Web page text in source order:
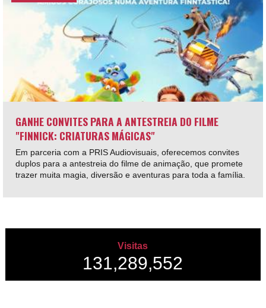
GANHE CONVITES PARA A ANTESTREIA DO FILME
"FINNICK: CRIATURAS MÁGICAS"
Em parceria com a PRIS Audiovisuais, oferecemos convites
duplos para a antestreia do filme de animação, que promete
trazer muita magia, diversão e aventuras para toda a família.
Visitas
131,289,552